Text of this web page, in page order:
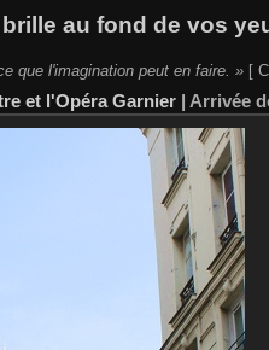
au fond de vos
que l'imagination peut en faire. »[
et l'Opéra Garnier | Arrivée